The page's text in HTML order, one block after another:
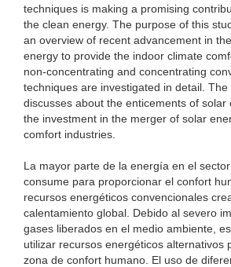
techniques is making a promising
the clean energy. The purpose of this
an overview of recent advancement in
energy to provide the indoor climate
non-concentrating and concentrating
techniques are investigated in detail. The
discusses about the enticements of solar
the investment in the merger of solar
comfort industries.
La mayor parte de la energía en el
consume para proporcionar el confort
recursos energéticos convencionales
calentamiento global. Debido al severo
gases liberados en el medio ambiente,
utilizar recursos energéticos alternativos
zona de confort humano. El uso de